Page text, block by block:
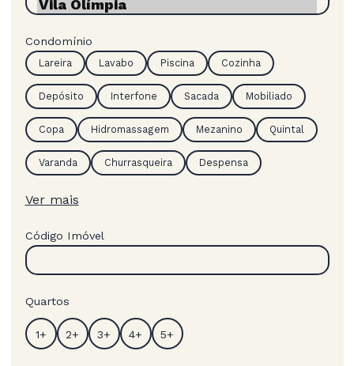
Condomínio
Lareira Lavabo Piscina Cozinha
Depósito Interfone Sacada Mobiliado
Copa Hidromassagem Mezanino Quintal
Varanda Churrasqueira Despensa
Ver mais
Código Imóvel
Quartos